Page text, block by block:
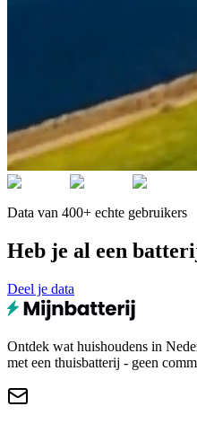
Data van 400+ echte gebruikers
Heb je al een
Deel je data
Ontdek wat huishoudens in
met een thuisbatterij - geen